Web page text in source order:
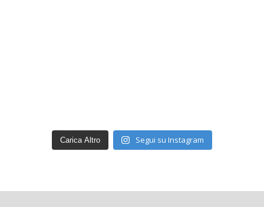
Carica Altro Segui su Instagram